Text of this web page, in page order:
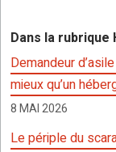
Dans la rubrique
Demandeur
mieux qu’un
8 MAI 2026
Le périple du